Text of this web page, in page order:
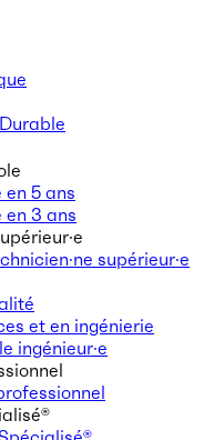
en 5 ans
en 3 ans
supérieur·e
et en ingénierie
ingénieur·e